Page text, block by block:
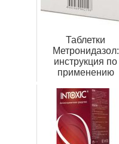
Таблетки
Метронидазол:
инструкция по
применению